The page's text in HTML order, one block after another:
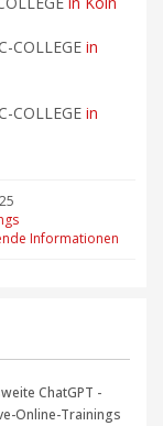
COLLEGE in
COLLEGE in
Informationen
ChatGPT -
Online-Trainings